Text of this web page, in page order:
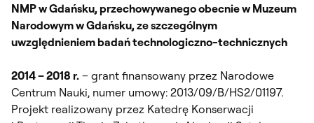
NMP w Gdańsku, przechowywanego obecnie w Muzeum
Narodowym w Gdańsku, ze szczególnym
uwzględnieniem badań technologiczno-technicznych
2014 – 2018 r. – grant finansowany przez Narodowe
Centrum Nauki, numer umowy: 2013/09/B/HS2/01197.
Projekt realizowany przez Katedrę Konserwacji